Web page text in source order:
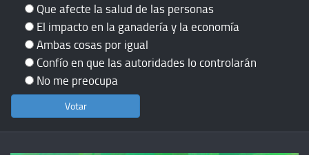
Que afecte la salud de las personas
El impacto en la ganadería y la economía
Ambas cosas por igual
Confío en que las autoridades lo controlarán
No me preocupa